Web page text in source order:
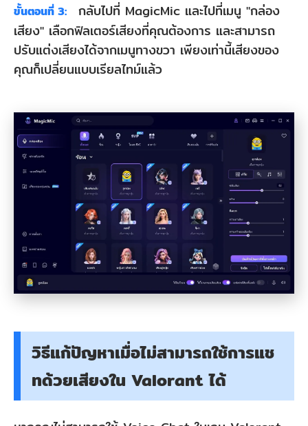
ขั้นตอนที่ 3:
กลับไปที่ MagicMic และไปที่เมนู "กล่อง
เสียง" เลือกฟิลเตอร์เสียงที่คุณต้องการ และสามารถ
ปรับแต่งเสียงได้จากเมนูทางขวา เพียงเท่านี้เสียงของ
คุณก็เปลี่ยนแบบเรียลไทม์แล้ว
วิธีแก้ปัญหาเมื่อไม่สามารถใช้การแช
ทด้วยเสียงใน Valorant ได้